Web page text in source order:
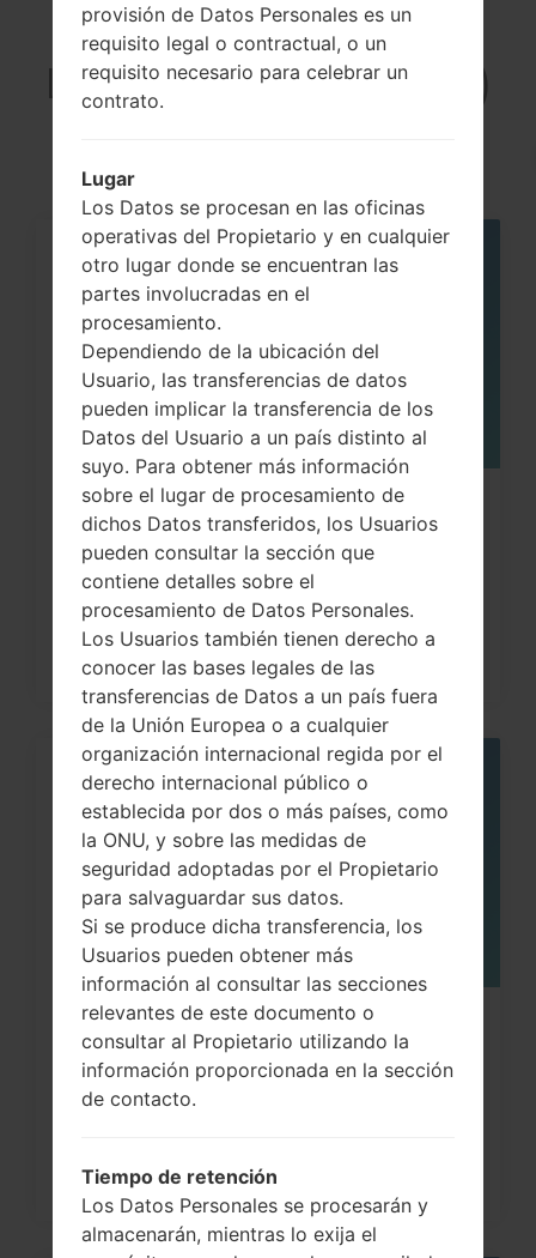
Artículos
LGH440V(LGH440V)
akaLG Spirit LTE
Cómo hacer Reinicio Completo en
LG G3, G4, G5 , G7...
¿Cómo restablecer datos de fábrica
a través del código...
provisión de Datos Personales es un
requisito legal o contractual, o un
requisito necesario para celebrar un
contrato.
Lugar
Los Datos se procesan en las oficinas
operativas del Propietario y en cualquier
otro lugar donde se encuentran las
partes involucradas en el
procesamiento.
Dependiendo de la ubicación del
Usuario, las transferencias de datos
pueden implicar la transferencia de los
Datos del Usuario a un país distinto al
suyo. Para obtener más información
sobre el lugar de procesamiento de
dichos Datos transferidos, los Usuarios
pueden consultar la sección que
contiene detalles sobre el
procesamiento de Datos Personales.
Los Usuarios también tienen derecho a
conocer las bases legales de las
transferencias de Datos a un país fuera
de la Unión Europea o a cualquier
organización internacional regida por el
derecho internacional público o
establecida por dos o más países, como
la ONU, y sobre las medidas de
seguridad adoptadas por el Propietario
para salvaguardar sus datos.
Si se produce dicha transferencia, los
Usuarios pueden obtener más
información al consultar las secciones
relevantes de este documento o
consultar al Propietario utilizando la
información proporcionada en la sección
de contacto.
Tiempo de retención
Los Datos Personales se procesarán y
almacenarán, mientras lo exija el